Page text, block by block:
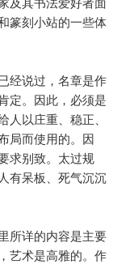
篆刻小站的一些体
经说过，名章是作
定。因此，必须是
以庄重、稳正、
局而使用的。因
求别致。太过规
有呆板、死气沉沉
所详的内容是主要
艺术是高雅的。作